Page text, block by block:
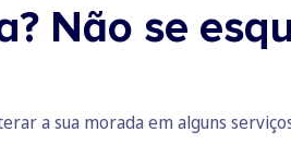
Não se
a sua morada em alguns